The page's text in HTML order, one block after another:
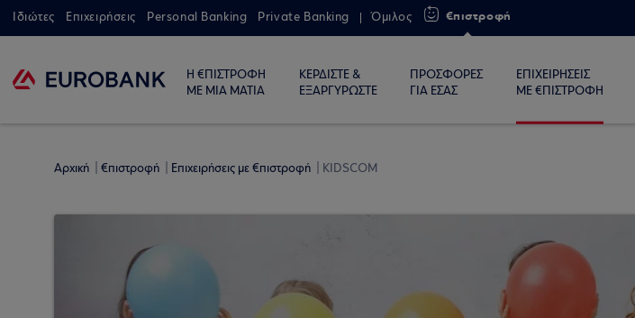
Ιδιώτες Επιχειρήσεις Personal Banking Private Banking Όμιλος €πιστροφή
Η €ΠΙΣΤΡΟΦΗ
ΜΕ ΜΙΑ ΜΑΤΙΑ
ΚΕΡΔΙΣΤΕ &
ΕΞΑΡΓΥΡΩΣΤΕ
ΠΡΟΣΦΟΡΕΣ
ΓΙΑ ΕΣΑΣ
ΕΠΙΧΕΙΡΗΣΕΙΣ
ΜΕ €ΠΙΣΤΡΟΦΗ
Αρχική €πιστροφή Επιχειρήσεις με €πιστροφή KIDSCOM